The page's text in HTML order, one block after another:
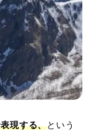
現する、という